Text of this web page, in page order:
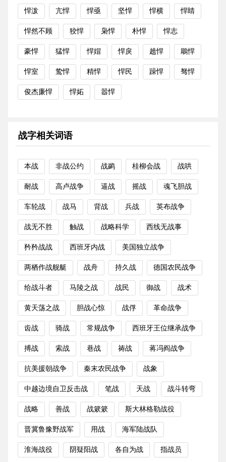
悍泼 亢悍 悍亟 坚悍 悍横 悍睛
悍然不顾 狡悍 枭悍 朴悍 悍志
豪悍 猛悍 悍媢 悍戾 趬悍 鵰悍
悍室 鸷悍 精悍 悍民 躁悍 驽悍
俊杰廉悍 悍妬 嚣悍
战字相关词语
本战 非战公约 战鹢 桂柳会战 战哄
耐战 高卢战争 逼战 摇战 魂飞胆战
车轮战 战马 背战 兵战 英布战争
战无不胜 触战 战略科学 西线无战事
矜矜战战 西班牙内战 美国独立战争
两栖作战舰艇 战舟 持久战 德国农民战争
给战斗者 马陵之战 战民 御战 战术
黄天荡之战 胆战心惊 战俘 革命战争
齿战 骑战 常规战争 西班牙王位继承战争
搏战 索战 巷战 祷战 蒋冯阎战争
抗美援朝战争 秦末农民战争 战象
中越边境自卫反击战 笔战 天战 战斗转弯
战略 善战 战簌簌 斯大林格勒战役
晋冀鲁豫野战军 用战 海军陆战队
淮海战役 阴疑阳战 各自为战 指战员